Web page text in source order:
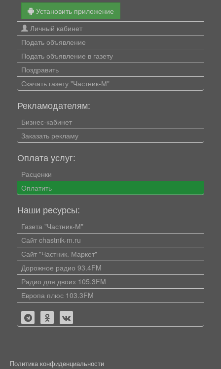
Установить приложение
Личный кабинет
Подать объявление
Подать объявление в газету
Поздравить
Скачать газету "Частник-М"
Рекламодателям:
Бизнес-кабинет
Заказать рекламу
Оплата услуг:
Расценки
Оплатить
Наши ресурсы:
Газета "Частник-М"
Сайт chastnik-m.ru
Сайт "Частник. Маркет"
Дорожное радио 93.4FM
Радио для двоих 105.3FM
Европа плюс 103.3FM
Политика конфиденциальности